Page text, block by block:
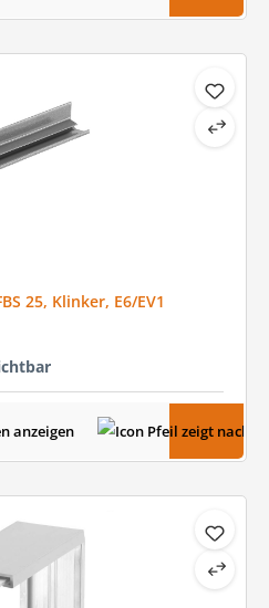
25, Klinker, E6/EV1
anzeigen